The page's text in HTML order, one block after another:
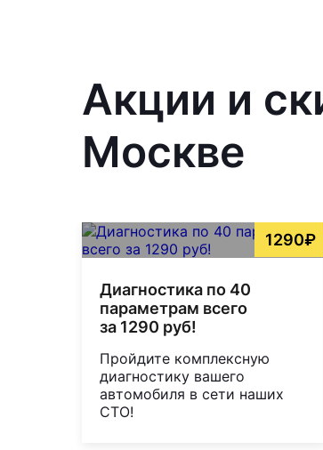
Акции и
Москве
1290₽
Диагностика по 40
параметрам всего
за 1290 руб!
Пройдите комплексную
диагностику вашего
автомобиля в сети наших
СТО!